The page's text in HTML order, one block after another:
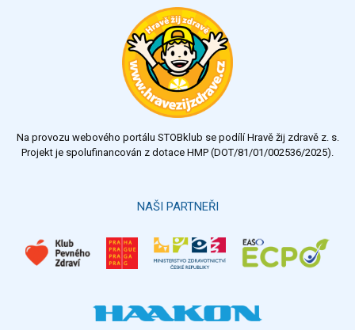
Výsledky Všechny ankety
Na provozu webového portálu STOBklub se podílí Hravě žij zdravě z. s.
Projekt je spolufinancován z dotace HMP (DOT/81/01/002536/2025).
NAŠI PARTNEŘI